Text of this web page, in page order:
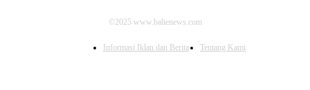
©2025 www.balienews.com
Informasi Iklan dan Berita Tentang Kami